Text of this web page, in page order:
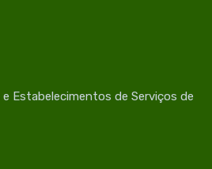
Estabelecimentos de Serviços de